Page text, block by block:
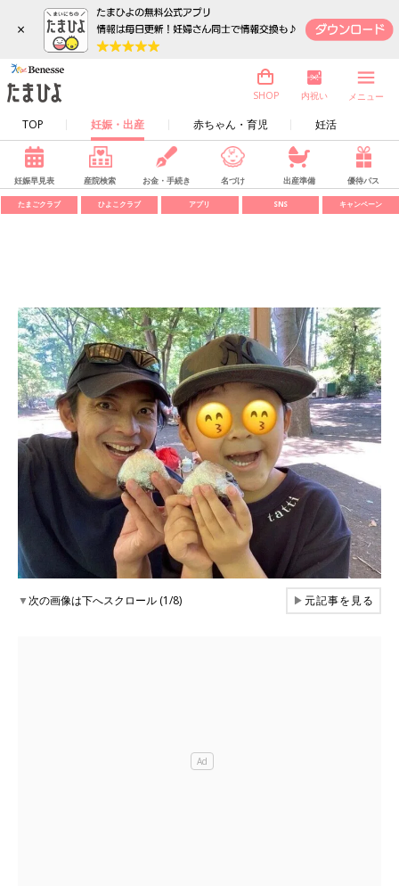
×
TOP 妊娠・出産 赤ちゃん・育児 妊活
SHOP 内祝い メニュー
妊娠早見表 産院検索 お金・手続き 名づけ 出産準備 優待パス
たまごクラブ ひよこクラブ アプリ SNS キャンペーン
▼次の画像は下へスクロール (1/8) ▶元記事を見る